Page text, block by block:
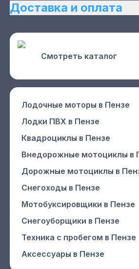
Доставка и оплата
Смотреть каталог
Лодочные моторы в Пензе
Лодки ПВХ в Пензе
Квадроциклы в Пензе
Внедорожные мотоциклы в
Дорожные мотоциклы в
Снегоходы в Пензе
Мотобуксировщики в Пензе
Снегоуборщики в Пензе
Техника с пробегом в Пензе
Аксессуары в Пензе